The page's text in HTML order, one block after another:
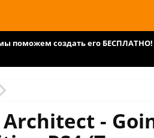
создать его БЕСПЛАТНО!
-